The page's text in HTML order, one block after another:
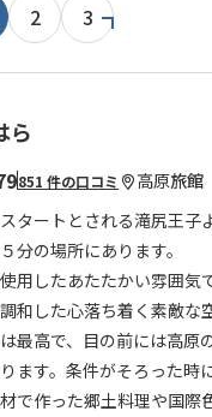
2 3
ら
851 件の口コミ 高原旅館
タートとされる滝尻王
分の場所にあります。
用したあたたかい雰囲気
和した心落ち着く素敵な
最高で、目の前には高原
ます。条件がそろった時
で作った郷土料理や国際